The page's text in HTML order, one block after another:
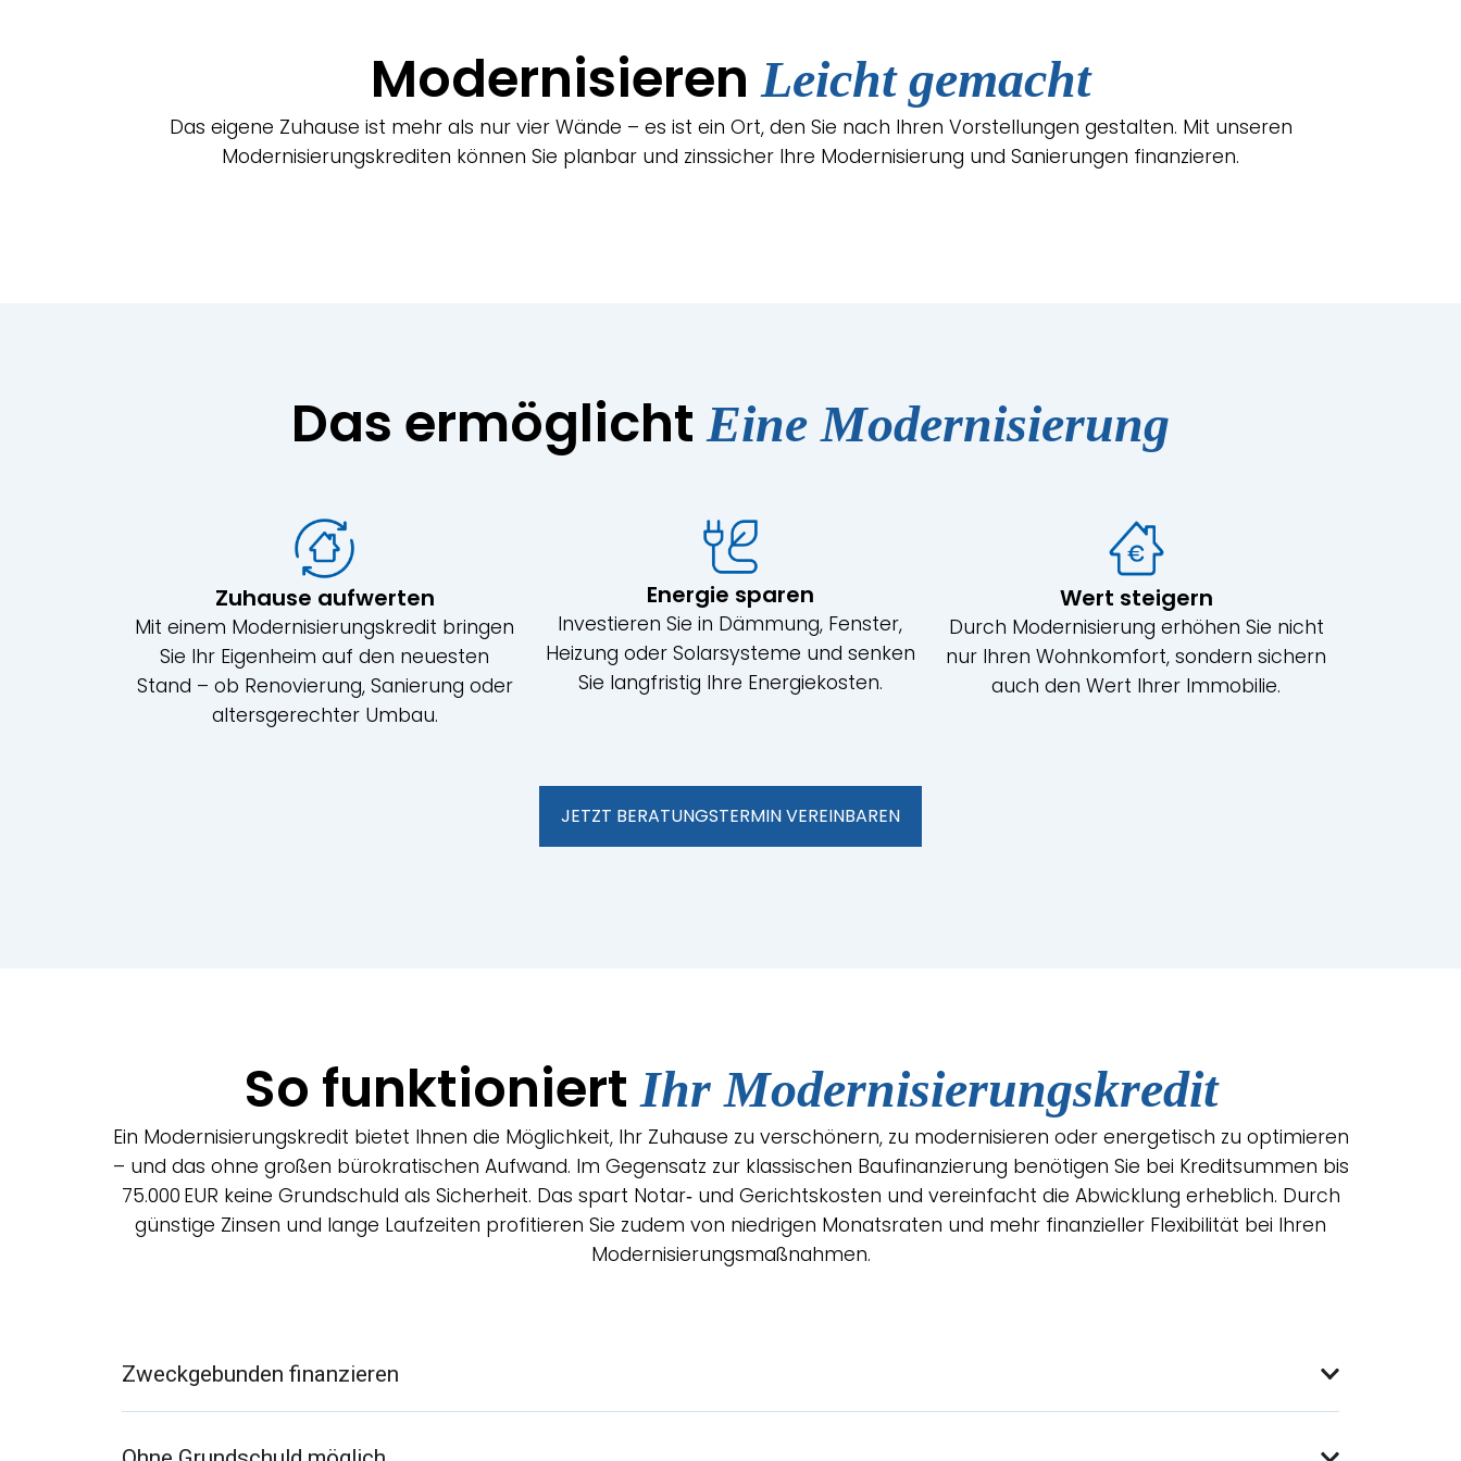
ModernisierenLeicht gemacht
Das eigene Zuhause ist mehr als nur vier Wände – es ist ein Ort, den Sie nach Ihren Vorstellungen gestalten. Mit unseren
Modernisierungskrediten können Sie planbar und zinssicher Ihre Modernisierung und Sanierungen finanzieren.
Das ermöglichtEine Modernisierung
Zuhause aufwerten
Mit einem Modernisierungskredit bringen
Sie Ihr Eigenheim auf den neuesten
Stand – ob Renovierung, Sanierung oder
altersgerechter Umbau.
Energie sparen
Investieren Sie in Dämmung, Fenster,
Heizung oder Solarsysteme und senken
Sie langfristig Ihre Energiekosten.
Wert steigern
Durch Modernisierung erhöhen Sie nicht
nur Ihren Wohnkomfort, sondern sichern
auch den Wert Ihrer Immobilie.
JETZT BERATUNGSTERMIN VEREINBAREN
So funktioniertIhr Modernisierungskredit
Ein Modernisierungskredit bietet Ihnen die Möglichkeit, Ihr Zuhause zu verschönern, zu modernisieren oder energetisch zu optimieren
– und das ohne großen bürokratischen Aufwand. Im Gegensatz zur klassischen Baufinanzierung benötigen Sie bei Kreditsummen bis
75.000 EUR keine Grundschuld als Sicherheit. Das spart Notar‑ und Gerichtskosten und vereinfacht die Abwicklung erheblich. Durch
günstige Zinsen und lange Laufzeiten profitieren Sie zudem von niedrigen Monatsraten und mehr finanzieller Flexibilität bei Ihren
Modernisierungsmaßnahmen.
Zweckgebunden finanzieren